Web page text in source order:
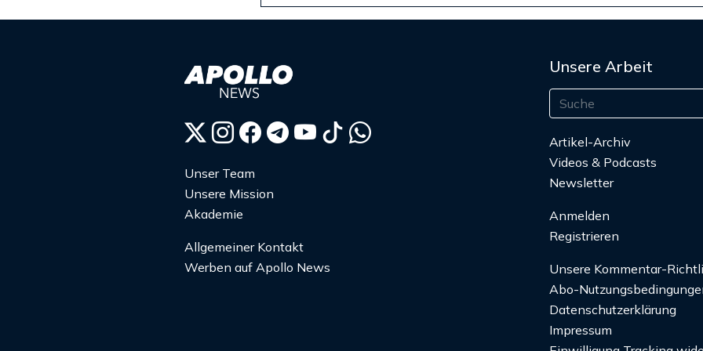
Unser Team
Unsere Mission
Akademie
Allgemeiner Kontakt
Werben auf Apollo News
Unsere Arbeit
Artikel-Archiv
Videos & Podcasts
Newsletter
Anmelden
Registrieren
Unsere Kommentar-
Abo-
Datenschutzerklärung
Impressum